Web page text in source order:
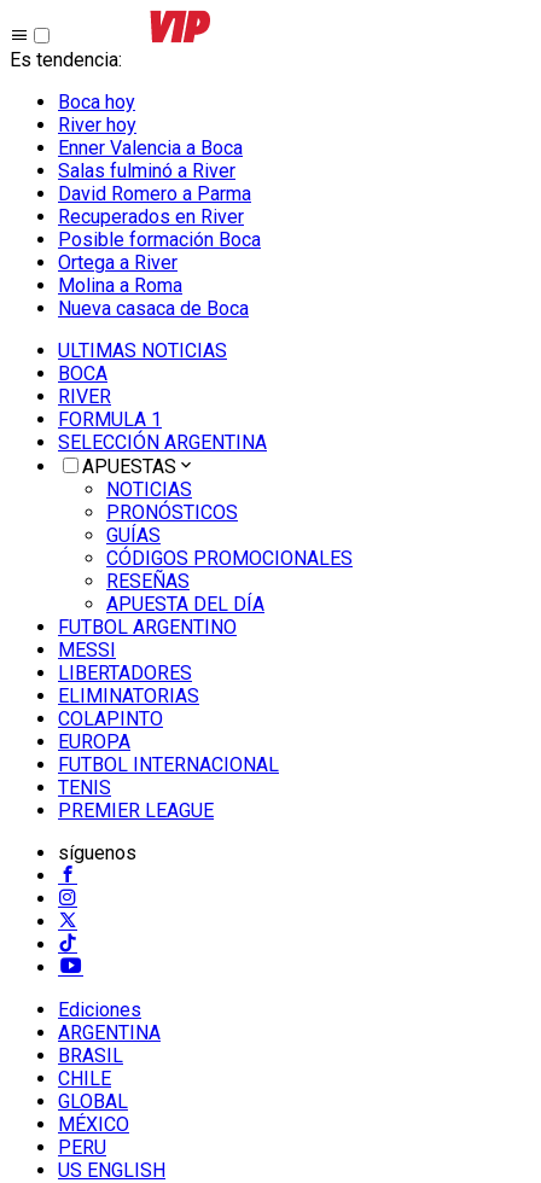
Es tendencia:
Boca hoy
River hoy
Enner Valencia a Boca
Salas fulminó a River
David Romero a Parma
Recuperados en River
Posible formación Boca
Ortega a River
Molina a Roma
Nueva casaca de Boca
ULTIMAS NOTICIAS
BOCA
RIVER
FORMULA 1
SELECCIÓN ARGENTINA
APUESTAS
NOTICIAS
PRONÓSTICOS
GUÍAS
CÓDIGOS PROMOCIONALES
RESEÑAS
APUESTA DEL DÍA
FUTBOL ARGENTINO
MESSI
LIBERTADORES
ELIMINATORIAS
COLAPINTO
EUROPA
FUTBOL INTERNACIONAL
TENIS
PREMIER LEAGUE
síguenos
Ediciones
ARGENTINA
BRASIL
CHILE
GLOBAL
MÉXICO
PERU
US ENGLISH